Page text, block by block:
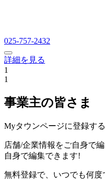
025-757-2432
詳細を見る
1
1
事業主の皆さま
Myタウンページに登録す
店舗/企業情報をご自身で
自身で編集できます!
無料登録で、いつでも何度